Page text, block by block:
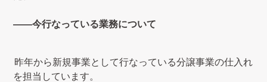
――今行なっている業務について
昨年から新規事業として行なっている分譲事業の仕入れ
を担当しています。